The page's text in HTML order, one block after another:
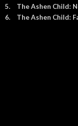
5.
The Ashen Child:
6.
The Ashen Child: